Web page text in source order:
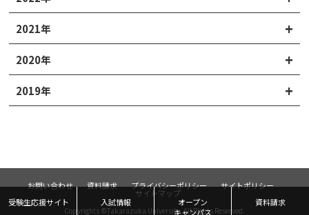
受験生応援サイト 入試情報
オープン
キャンパス
資料請求
2021年
2020年
2019年
お問い合わせ 資料請求 プライバシーポリシー サイトポリシー
サイトマップ
Copyrights ©Takarazuka University. All Rights Reserved.